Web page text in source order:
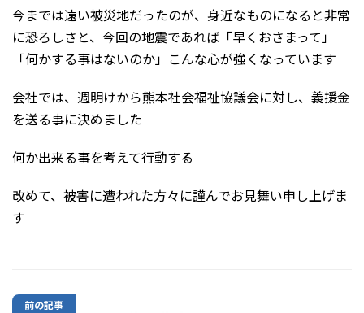
今までは遠い被災地だったのが、身近なものになると非常
に恐ろしさと、今回の地震であれば「早くおさまって」
「何かする事はないのか」こんな心が強くなっています
会社では、週明けから熊本社会福祉協議会に対し、義援金
を送る事に決めました
何か出来る事を考えて行動する
改めて、被害に遭われた方々に謹んでお見舞い申し上げま
す
前の記事